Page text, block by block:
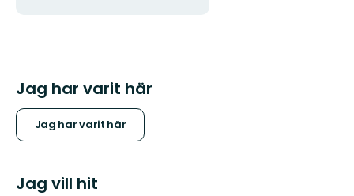
Jag har varit här
Jag har varit här
Jag vill hit